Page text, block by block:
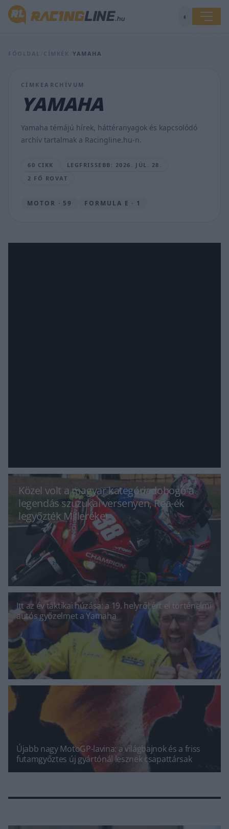
◐
FŐOLDAL CÍMKÉK /YAMAHA
CÍMKEARCHÍVUM
YAMAHA
Yamaha témájú hírek, háttéranyagok és kapcsolódó
archív tartalmak a Racingline.hu-n.
60 CIKK
LEGFRISSEBB: 2026. JÚL. 28.
2 FŐ ROVAT
MOTOR · 59 FORMULA E · 1
már
véget
ér
a
nyári
szünete
2026.
Közel volt a magyar kategóriadobogó a
legendás szuzukai versenyen, Rea-ék
legyőzték Milleréket
Itt az év taktikai húzása: a 19. helyről ért el történelmi
autós győzelmet a Yamaha
Újabb nagy MotoGP-lavina: a világbajnok és a friss
futamgyőztes új gyártónál lesznek csapattársak